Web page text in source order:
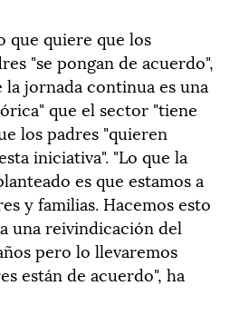
que quiere que los
"se pongan de acuerdo",
jornada continua es una
que el sector "tiene
los padres "quieren
iniciativa". "Lo que la
es que estamos a
y familias. Hacemos esto
una reivindicación del
pero lo llevaremos
están de acuerdo", ha